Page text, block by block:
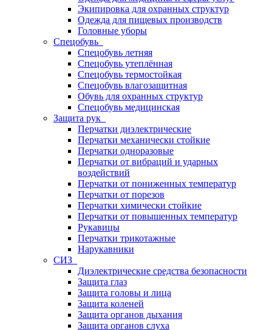
Экипировка для охранных структур
Одежда для пищевых производств
Головные уборы
Спецобувь
Спецобувь летняя
Спецобувь утеплённая
Спецобувь термостойкая
Спецобувь влагозащитная
Обувь для охранных структур
Спецобувь медицинская
Защита рук
Перчатки диэлектрические
Перчатки механически стойкие
Перчатки одноразовые
Перчатки от вибраций и ударных
воздействий
Перчатки от пониженных температур
Перчатки от порезов
Перчатки химически стойкие
Перчатки от повышенных температур
Рукавицы
Перчатки трикотажные
Нарукавники
СИЗ
Диэлектрические средства безопасности
Защита глаз
Защита головы и лица
Защита коленей
Защита органов дыхания
Защита органов слуха